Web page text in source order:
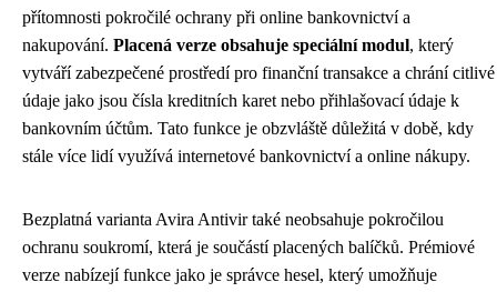
přítomnosti pokročilé ochrany při online bankovnictví a
nakupování. Placená verze obsahuje speciální modul, který
vytváří zabezpečené prostředí pro finanční transakce a chrání citlivé
údaje jako jsou čísla kreditních karet nebo přihlašovací údaje k
bankovním účtům. Tato funkce je obzvláště důležitá v době, kdy
stále více lidí využívá internetové bankovnictví a online nákupy.
Bezplatná varianta Avira Antivir také neobsahuje pokročilou
ochranu soukromí, která je součástí placených balíčků. Prémiové
verze nabízejí funkce jako je správce hesel, který umožňuje